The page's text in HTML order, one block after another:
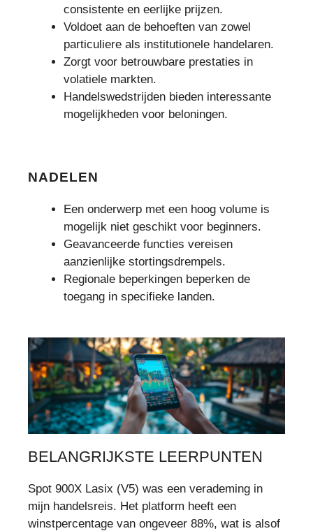
consistente en eerlijke prijzen.
Voldoet aan de behoeften van zowel
particuliere als institutionele handelaren.
Zorgt voor betrouwbare prestaties in
volatiele markten.
Handelswedstrijden bieden interessante
mogelijkheden voor beloningen.
NADELEN
Een onderwerp met een hoog volume is
mogelijk niet geschikt voor beginners.
Geavanceerde functies vereisen
aanzienlijke stortingsdrempels.
Regionale beperkingen beperken de
toegang in specifieke landen.
BELANGRIJKSTE LEERPUNTEN
Spot 900X Lasix (V5) was een verademing in
mijn handelsreis. Het platform heeft een
winstpercentage van ongeveer 88%, wat is alsof